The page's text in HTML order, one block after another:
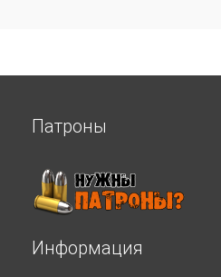
Патроны
Информация